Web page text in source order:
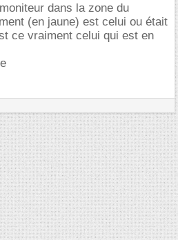
dans la zone du
(en jaune) est celui ou était
ce vraiment celui qui est en